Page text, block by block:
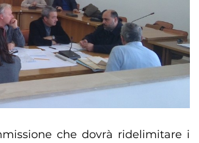
che dovrà ridelimitare i